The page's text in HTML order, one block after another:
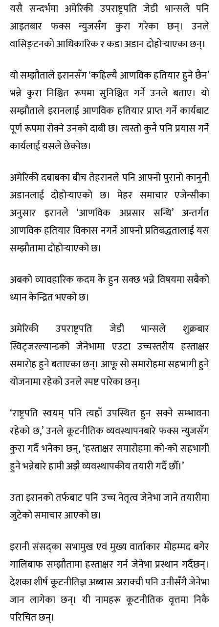
यसै सन्दर्भमा अमेरिकी उपराष्ट्रपति जेडी भान्सले पनि
आइतबार फक्स न्युजसँग कुरा गरेका छन्। उनले
वासिङ्टनको आधिकारिक र कडा अडान दोहोर्‍याएका छन्।
यो सम्झौताले इरानसँग ‘कहिल्यै आणविक हतियार हुने छैन’
भन्ने कुरा निश्चित रूपमा सुनिश्चित गर्ने उनले बताए। यो
सम्झौताले इरानलाई आणविक हतियार प्राप्त गर्ने कार्यबाट
पूर्ण रूपमा रोक्ने उनको दाबी छ। त्यस्तो कुनै पनि प्रयास गर्ने
कार्यलाई यसले छेक्नेछ।
अमेरिकी दबाबका बीच तेहरानले पनि आफ्नो पुरानो कानुनी
अडानलाई दोहोर्‍याएको छ। मेहर समाचार एजेन्सीका
अनुसार इरानले ‘आणविक अप्रसार सन्धि’ अन्तर्गत
आणविक हतियार विकास नगर्ने आफ्नो प्रतिबद्धतालाई यस
सम्झौतामा दोहोर्‍याएको छ।
अबको व्यावहारिक कदम के हुन सक्छ भन्ने विषयमा सबैको
ध्यान केन्द्रित भएको छ।
अमेरिकी उपराष्ट्रपति जेडी भान्सले शुक्रबार
स्विट्जरल्यान्डको जेनेभामा एउटा उच्चस्तरीय हस्ताक्षर
समारोह हुने बताएका छन्। आफू सो समारोहमा सहभागी हुने
योजनामा रहेको उनले स्पष्ट पारेका छन्।
‘राष्ट्रपति स्वयम् पनि त्यहाँ उपस्थित हुन सक्ने सम्भावना
रहेको छ,’ उनले कूटनीतिक व्यवस्थापनबारे फक्स न्युजसँग
कुरा गर्दै भनेका छन्, ‘हस्ताक्षर समारोहमा को-को सहभागी
हुने भन्नेबारे हामी अझै व्यवस्थापकीय तयारी गर्दै छौँ।’
उता इरानको तर्फबाट पनि उच्च नेतृत्व जेनेभा जाने तयारीमा
जुटेको समाचार आएको छ।
इरानी संसद्का सभामुख एवं मुख्य वार्ताकार मोहम्मद बगेर
गालिबाफ सम्झौतामा हस्ताक्षर गर्न जेनेभा प्रस्थान गर्दैछन्।
देशका शीर्ष कूटनीतिज्ञ अब्बास अराक्ची पनि उनीसँगै जेनेभा
जान लागेका छन्। यी नामहरू कूटनीतिक वृत्तमा निकै
परिचित छन्।